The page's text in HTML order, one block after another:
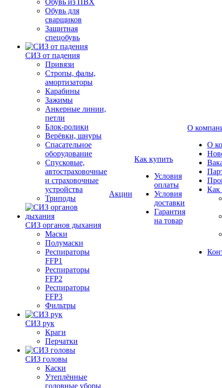
Обувь из ПВХ
Обувь для
сварщиков
Защитная
спецобувь
СИЗ от падения
Привязи
Стропы, фалы,
амортизаторы
Карабины
Зажимы
Анкерные линии,
петли
Блок-ролики
Верёвки, шнуры
Спасательное
оборудование
Спусковые,
автостраховочные
и страховочные
устройства
Триподы
СИЗ органов дыхания
Маски
Полумаски
Респираторы
FFP1
Респираторы
FFP2
Респираторы
FFP3
Фильтры
СИЗ рук
Краги
Перчатки
СИЗ головы
Каски
Утеплённые
головные уборы
Акции
Как купить
Условия
оплаты
Условия
доставки
Гарантия
на товар
О
О
Как